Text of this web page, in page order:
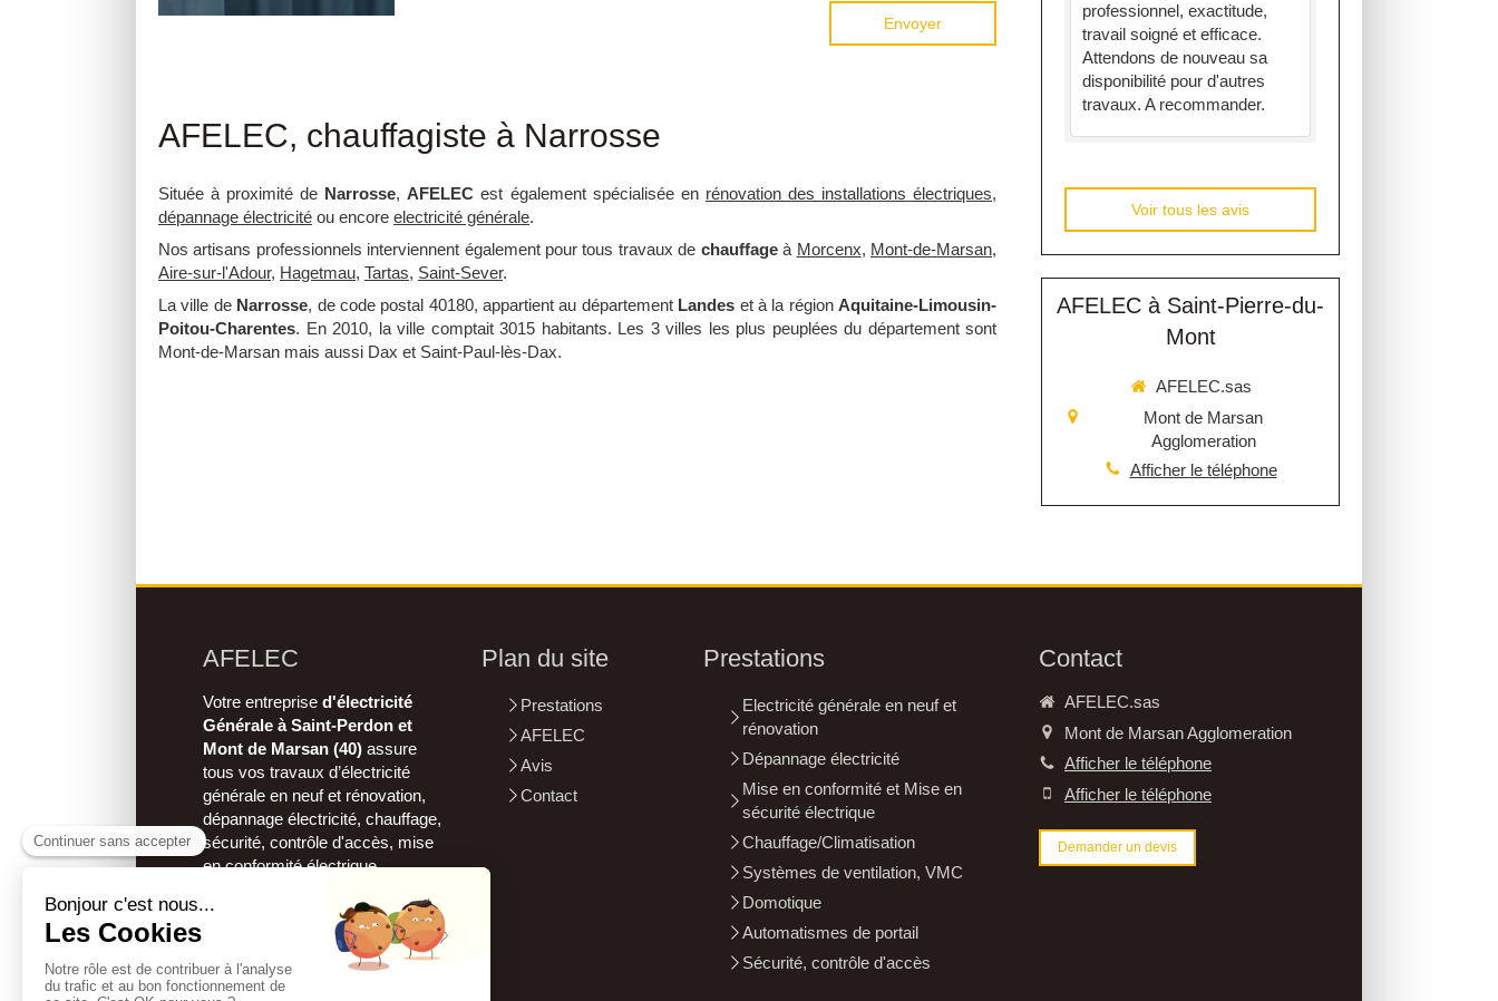
Envoyer
AFELEC, chauffagiste à Narrosse
Située à proximité de Narrosse,AFELEC est également spécialisée en rénovation des installations électriques,
dépannage électricité ou encore electricité générale.
Nos artisans professionnels interviennent également pour tous travaux de chauffageà Morcenx, Mont-de-Marsan,
Aire-sur-l'Adour, Hagetmau, Tartas, Saint-Sever.
La ville de Narrosse, de code postal 40180, appartient au département Landes et à la région Aquitaine-Limousin-
Poitou-Charentes. En 2010, la ville comptait 3015 habitants. Les 3 villes les plus peuplées du département sont
Mont-de-Marsan mais aussi Dax et Saint-Paul-lès-Dax.
professionnel, exactitude,
travail soigné et efficace.
Attendons de nouveau sa
disponibilité pour d'autres
travaux. A recommander.
Voir tous les avis
AFELEC à Saint-Pierre-du-
Mont
AFELEC.sas
Mont de Marsan
Agglomeration
Afficher le téléphone
AFELEC
Votre entreprise d'électricité
Générale à Saint-Perdon et
Mont de Marsan (40) assure
tous vos travaux d’électricité
générale en neuf et rénovation,
dépannage électricité, chauffage,
sécurité, contrôle d'accès, mise
en conformité électrique,
climatisation, mise en sécurité,
automatismes de portail,
domotique.
AFELEC intervient sur Mont-de-
Plan du site
Prestations
AFELEC
Avis
Contact
Prestations
Electricité générale en neuf et
rénovation
Dépannage électricité
Mise en conformité et Mise en
sécurité électrique
Chauffage/Climatisation
Systèmes de ventilation, VMC
Domotique
Automatismes de portail
Sécurité, contrôle d'accès
Contact
AFELEC.sas
Mont de Marsan Agglomeration
Afficher le téléphone
Afficher le téléphone
Demander un devis